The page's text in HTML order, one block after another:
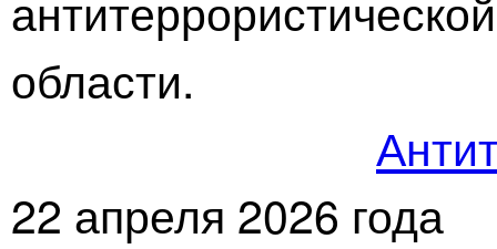
области.
22 апреля 2026 года